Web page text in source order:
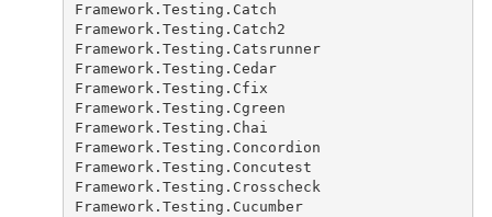
Framework.Testing.Catch
Framework.Testing.Catch2
Framework.Testing.Catsrunner
Framework.Testing.Cedar
Framework.Testing.Cfix
Framework.Testing.Cgreen
Framework.Testing.Chai
Framework.Testing.Concordion
Framework.Testing.Concutest
Framework.Testing.Crosscheck
Framework.Testing.Cucumber